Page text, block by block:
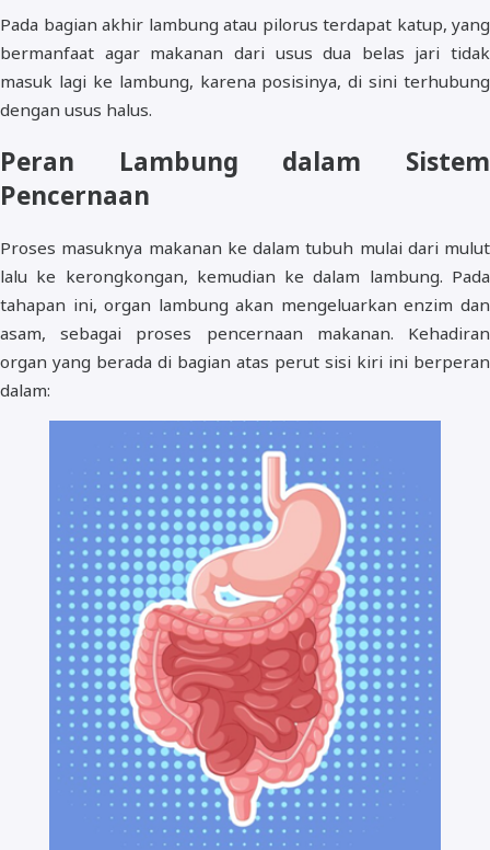
Pada bagian akhir lambung atau pilorus terdapat katup, yang
bermanfaat agar makanan dari usus dua belas jari tidak
masuk lagi ke lambung, karena posisinya, di sini terhubung
dengan usus halus.
Peran Lambung dalam Sistem
Pencernaan
Proses masuknya makanan ke dalam tubuh mulai dari mulut
lalu ke kerongkongan, kemudian ke dalam lambung. Pada
tahapan ini, organ lambung akan mengeluarkan enzim dan
asam, sebagai proses pencernaan makanan. Kehadiran
organ yang berada di bagian atas perut sisi kiri ini berperan
dalam: